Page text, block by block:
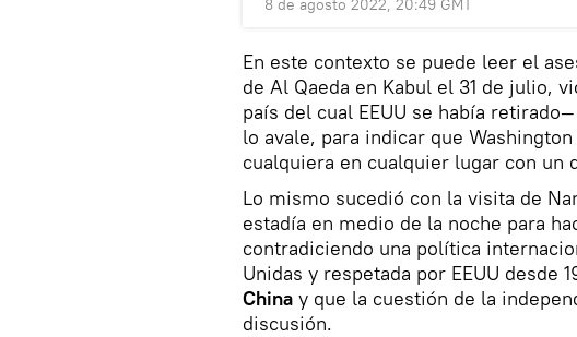
8 de agosto 2022, 20:49 GMT
En este contexto se puede leer el
de Al Qaeda en Kabul el 31 de julio,
país del cual EEUU se había
lo avale, para indicar que
cualquiera en cualquier lugar con un
Lo mismo sucedió con la visita de
estadía en medio de la noche para
contradiciendo una política
Unidas y respetada por EEUU desde
China y que la cuestión de la
discusión.